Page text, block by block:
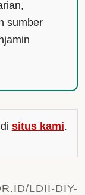
sumber
situs kami.
LDII-DIY-